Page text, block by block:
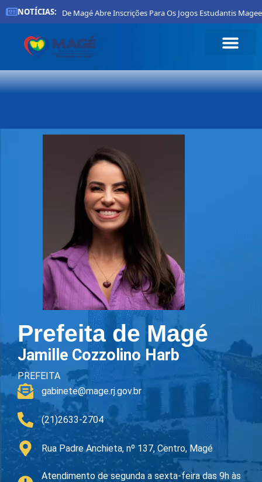
NOTÍCIAS:
Prefeitura De Magé Abre Inscrições Para Os Jogos Estudantis
Prefeita de Magé
Jamille Cozzolino Harb
PREFEITA
gabinete@mage.rj.gov.br
(21)2633-2704
Rua Padre Anchieta, nº 137, Centro, Magé
Atendimento de segunda a sexta-feira das 9h às